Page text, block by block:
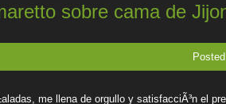
sobre cama de
me llena de orgullo y satisfacciÃ³n el